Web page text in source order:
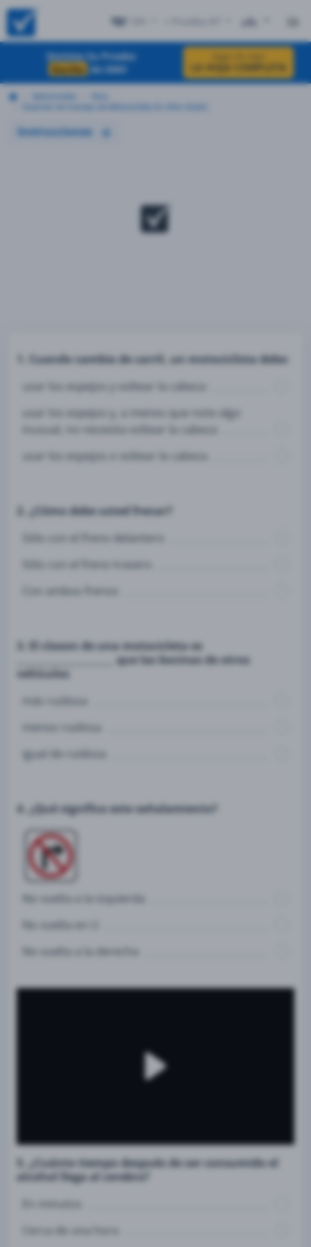
Domine Su Prueba
Escrita
de DMV LA HOJA COMPLETA
Instrucciones
1. Cuando cambia de carril, un motociclista debe:
usar los espejos y voltear la cabeza
usar los espejos y, a menos que note algo
inusual, no necesita voltear la cabeza
usar los espejos o voltear la cabeza
2. ¿Cómo debe usted frenar?
Sólo con el freno delantero
Sólo con el freno trasero
Con ambos frenos
3. El claxon de una motocicleta es
____________________ que las bocinas de otros
vehículos
menos ruidosa
igual de ruidosa
4. ¿Qué significa este señalamiento?
No vuelta a la izquierda
No vuelta en U
No vuelta a la derecha
5. ¿Cuánto tiempo después de ser consumido el
alcohol llega al cerebro?
Cerca de una hora